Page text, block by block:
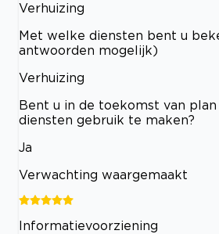
Verhuizing
Met welke diensten bent u
antwoorden mogelijk)
Verhuizing
Bent u in de toekomst van
diensten gebruik te maken?
Ja
Verwachting waargemaakt
Informatievoorziening